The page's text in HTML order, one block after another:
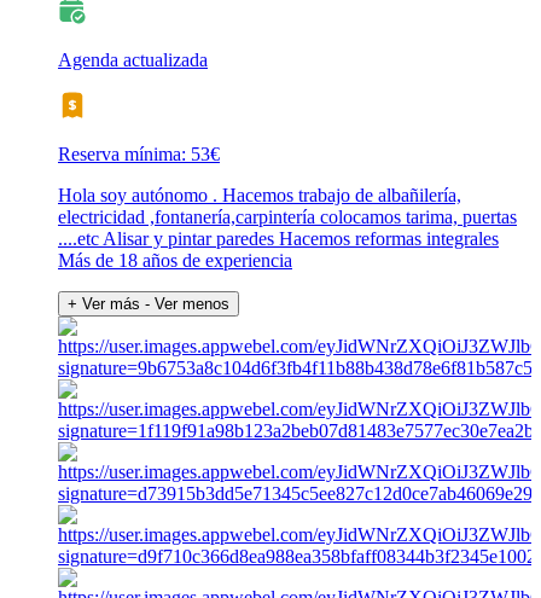
Agenda actualizada
Reserva mínima: 53€
Hola soy autónomo . Hacemos trabajo de albañilería,
electricidad ,fontanería,carpintería colocamos tarima, puertas
....etc Alisar y pintar paredes Hacemos reformas integrales
Más de 18 años de experiencia
+ Ver más - Ver menos